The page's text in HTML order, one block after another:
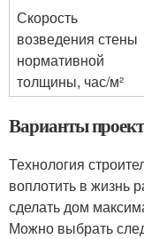
Скорость
возведения стены
нормативной
толщины, час/м²
Варианты
Технология
воплотить в жизнь
сделать дом
Можно выбрать